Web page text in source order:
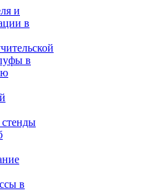
и
в
в
в